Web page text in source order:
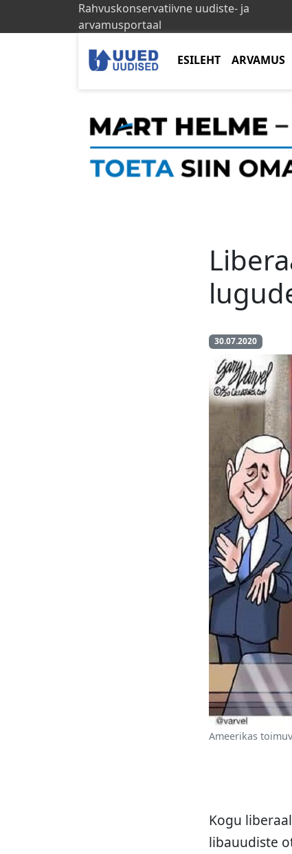
Rahvuskonservatiivne uudiste- ja
arvamusportaal
ESILEHT ARVAMUS
30.07.2020
Ameerikas
Kogu
libauudiste